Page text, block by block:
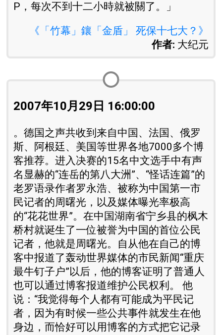
P，每次不到十二小時就被關了。」
《「竹幕」鑲「金盾」 死保十七大？》
作者: 大纪元
2007年10月29日 16:00:00
。德国之声共收到来自中国、法国、俄罗
斯、阿根廷、美国等世界各地7000多个博
客推荐。进入决赛的15名中文选手中有声
名显赫的“连岳的第八大洲”、“怪话连篇”的
老罗语录作者罗永浩、被称为中国第一市
民记者的周曙光，以及媒体曝光率极高
的“花花世界”。在中国湖南省宁乡县的枫木
桥村就诞生了一位被誉为中国的首位公民
记者，他就是周曙光。自从他在自己的博
客中报道了轰动世界媒体的市民新闻“重庆
最牛钉子户”以后，他的博客证明了普通人
也可以通过博客报道维护公民权利。 他
说：“我觉得每个人都有可能成为平民记
者，因为有时候一些公共事件就发生在他
身边，而恰好可以用博客的方式把它记录